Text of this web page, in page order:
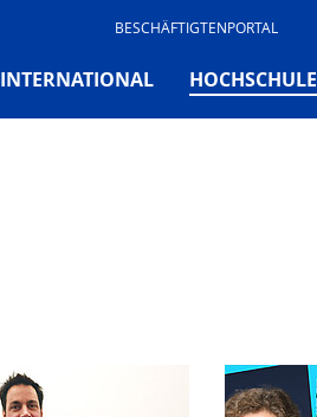
BESCHÄFTIGTENPORTAL
INTERNATIONAL HOCHSCHULE